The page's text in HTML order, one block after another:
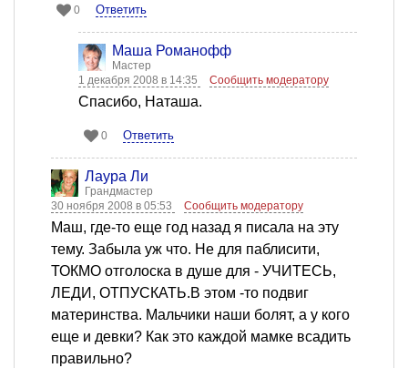
0 Ответить
Mаша Романофф
Мастер
1 декабря 2008 в 14:35
Сообщить модератору
Спасибо, Наташа.
0 Ответить
Лаура Ли
Грандмастер
30 ноября 2008 в 05:53
Сообщить модератору
Маш, где-то еще год назад я писала на эту
тему. Забыла уж что. Не для паблисити,
ТОКМО отголоска в душе для - УЧИТЕСЬ,
ЛЕДИ, ОТПУСКАТЬ.В этом -то подвиг
материнства. Мальчики наши болят, а у кого
еще и девки? Как это каждой мамке всадить
правильно?